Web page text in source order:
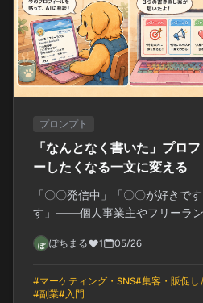
プロンプト
「なんとなく書いた」プロ
ーしたくなる一文に変える
「〇〇発信中」「〇〇が好きで
す」——個人事業主やフリーラン
ぽちまる 1 05/26
#マーケティング・SNS#集客・販促し
#副業#入門